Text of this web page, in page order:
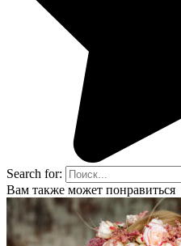
Search for:
Вам также может понравиться